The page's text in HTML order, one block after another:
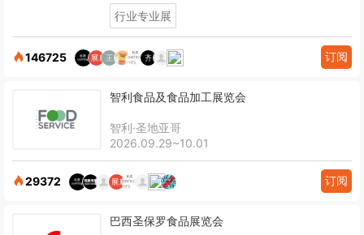
行业专业展
146725 订阅
智利食品及食品加工展览会
智利·圣地亚哥
2026.09.29~10.01
29372 订阅
巴西圣保罗食品展览会